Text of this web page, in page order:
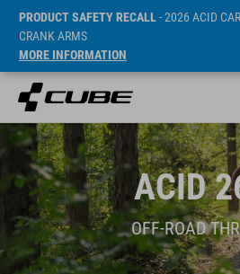
PRODUCT SAFETY RECALL- 2026 ACID
CRANK ARMS
MORE INFORMATION
ACID
OFF-ROAD